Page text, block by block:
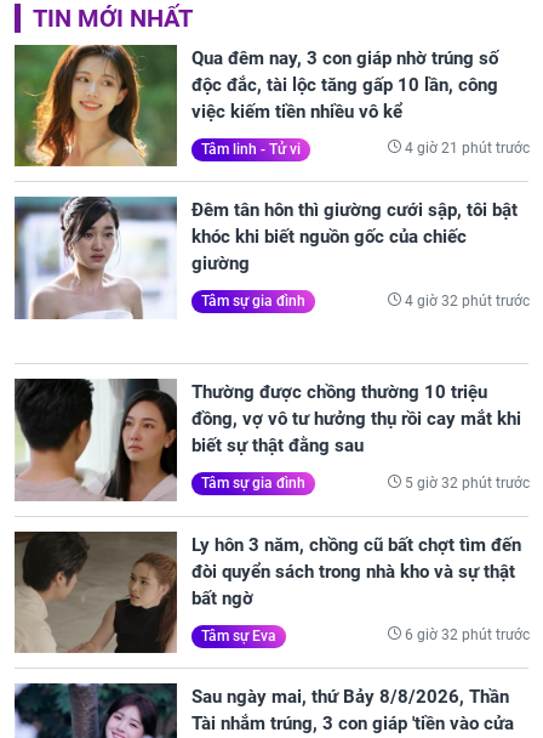
TIN MỚI NHẤT
Qua đêm nay, 3 con giáp nhờ trúng số
độc đắc, tài lộc tăng gấp 10 lần, công
việc kiếm tiền nhiều vô kể
Tâm linh - Tử vi 4 giờ 21 phút trước
Đêm tân hôn thì giường cưới sập, tôi bật
khóc khi biết nguồn gốc của chiếc
giường
Tâm sự gia đình 4 giờ 32 phút trước
Thường được chồng thường 10 triệu
đồng, vợ vô tư hưởng thụ rồi cay mắt khi
biết sự thật đằng sau
Tâm sự gia đình 5 giờ 32 phút trước
Ly hôn 3 năm, chồng cũ bất chợt tìm đến
đòi quyển sách trong nhà kho và sự thật
bất ngờ
Tâm sự Eva 6 giờ 32 phút trước
Sau ngày mai, thứ Bảy 8/8/2026, Thần
Tài nhắm trúng, 3 con giáp 'tiền vào cửa